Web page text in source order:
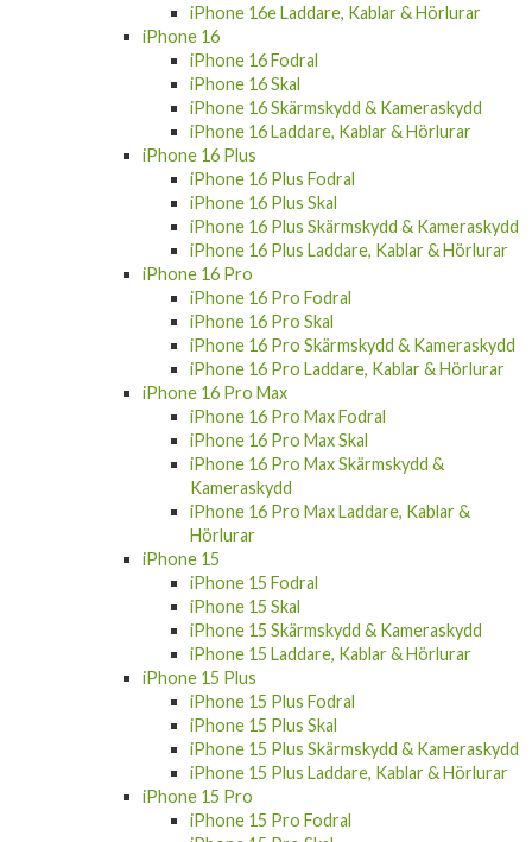
iPhone 16e Laddare, Kablar & Hörlurar
iPhone 16
iPhone 16 Fodral
iPhone 16 Skal
iPhone 16 Skärmskydd & Kameraskydd
iPhone 16 Laddare, Kablar & Hörlurar
iPhone 16 Plus
iPhone 16 Plus Fodral
iPhone 16 Plus Skal
iPhone 16 Plus Skärmskydd & Kameraskydd
iPhone 16 Plus Laddare, Kablar & Hörlurar
iPhone 16 Pro
iPhone 16 Pro Fodral
iPhone 16 Pro Skal
iPhone 16 Pro Skärmskydd & Kameraskydd
iPhone 16 Pro Laddare, Kablar & Hörlurar
iPhone 16 Pro Max
iPhone 16 Pro Max Fodral
iPhone 16 Pro Max Skal
iPhone 16 Pro Max Skärmskydd &
Kameraskydd
iPhone 16 Pro Max Laddare, Kablar &
Hörlurar
iPhone 15
iPhone 15 Fodral
iPhone 15 Skal
iPhone 15 Skärmskydd & Kameraskydd
iPhone 15 Laddare, Kablar & Hörlurar
iPhone 15 Plus
iPhone 15 Plus Fodral
iPhone 15 Plus Skal
iPhone 15 Plus Skärmskydd & Kameraskydd
iPhone 15 Plus Laddare, Kablar & Hörlurar
iPhone 15 Pro
iPhone 15 Pro Fodral